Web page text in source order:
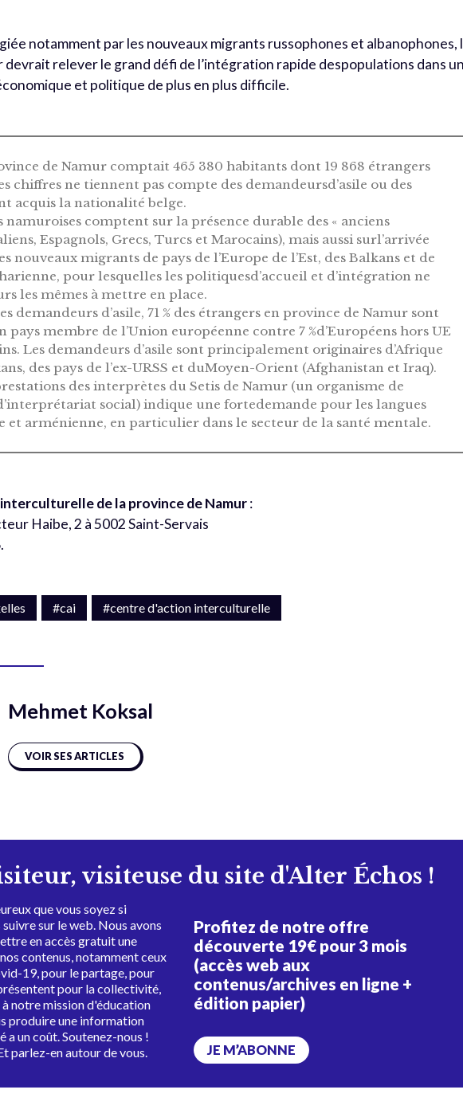
notamment par les nouveaux migrants russophones et albanophones,
devrait relever le grand défi de l’intégration rapide despopulations dans un
et politique de plus en plus difficile.
de Namur comptait 465 380 habitants dont 19 868 étrangers
chiffres ne tiennent pas compte des demandeursd’asile ou des
acquis la nationalité belge.
namuroises comptent sur la présence durable des « anciens
Espagnols, Grecs, Turcs et Marocains), mais aussi surl’arrivée
nouveaux migrants de pays de l’Europe de l’Est, des Balkans et de
pour lesquelles les politiquesd’accueil et d’intégration ne
les mêmes à mettre en place.
demandeurs d’asile, 71 % des étrangers en province de Namur sont
pays membre de l’Union européenne contre 7 %d’Européens hors UE
Les demandeurs d’asile sont principalement originaires d’Afrique
des pays de l’ex-URSS et duMoyen-Orient (Afghanistan et Iraq).
des interprètes du Setis de Namur (un organisme de
social) indique une fortedemande pour les langues
et arménienne, en particulier dans le secteur de la santé mentale.
de la province de Namur:
Haibe, 2 à 5002 Saint-Servais
#cai #centre d'action interculturelle
Mehmet Koksal
VOIR SES ARTICLES
visiteuse du site d'Alter Échos !
que vous soyez si
sur le web. Nous avons
en accès gratuit une
contenus, notamment ceux
19, pour le partage, pour
pour la collectivité,
notre mission d'éducation
produire une information
a un coût. Soutenez-nous !
parlez-en autour de vous.
Profitez de notre offre
découverte 19€ pour 3 mois
(accès web aux
contenus/archives en ligne +
édition papier)
JE M’ABONNE